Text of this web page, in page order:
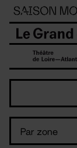
Panneau de